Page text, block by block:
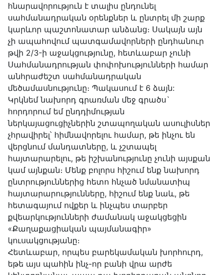
հնարավորություն է տալիս ընդունել
սահմանադրական օրենքներ և ընտրել մի շարք
կարևոր պաշտոնատար անձանց։ Սակայն այն
չի ապահովում պատգամավորների ընդհանուր
թվի 2/3-ի աջակցությունը, հետևաբար չունի
Սահմանադրության փոփոխությունների համար
անհրաժեշտ սահմանադրական
մեծամասնությունը։ Պակասում է 6 ձայն:
Կրկնեմ նախորդ գրառման մեջ գրածս`
հորդորում եմ ընդդիմության
ներկայացուցիչներին շտապողական ասուլիսներ
չհրավիրել՝ հիմնավորելու համար, թե ինչու են
վերցնում մանդատները, և չշտապել
հայտարարելու, թե իշխանությունը չունի այսքան
կամ այնքան։ Մենք բոլորս հիշում ենք նախորդ
ընտրություններից հետո հնչած նմանատիպ
հայտարարությունները, հիշում ենք նաև, թե
հետագայում ովքեր և ինչպես տարբեր
քվեարկությունների ժամանակ աջակցեցին
«Քաղաքացիական պայմանագիր»
կուսակցությանը։
Հետևաբար, որպես բարեկամական խորհուրդ,
եթե այս պահին ինչ-որ բանի վրա արժե